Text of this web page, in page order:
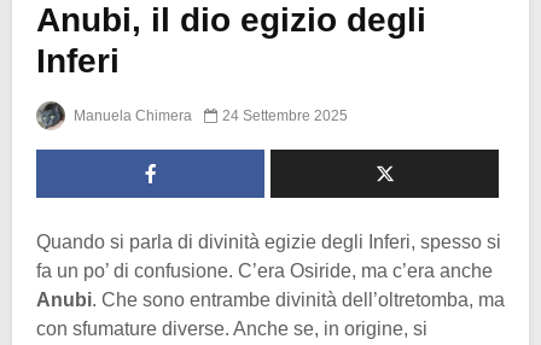
Anubi, il dio egizio degli
Inferi
Manuela Chimera 24 Settembre 2025
Quando si parla di divinità egizie degli Inferi, spesso si
fa un po’ di confusione. C’era Osiride, ma c’era anche
Anubi. Che sono entrambe divinità dell’oltretomba, ma
con sfumature diverse. Anche se, in origine, si